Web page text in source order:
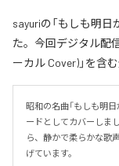
sayuriの「もしも明
た。今回デジタル配
ーカル Cover)」を含
昭和の名曲「もしも明
ードとしてカバーしま
ら、静かで柔らかな歌
げています。